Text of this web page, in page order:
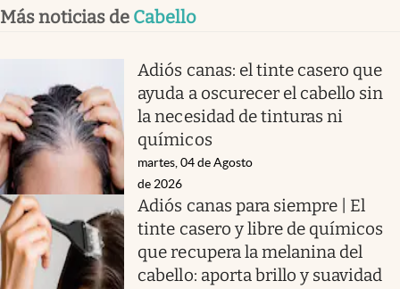
Más noticias de Cabello
Adiós canas: el tinte casero que
ayuda a oscurecer el cabello sin
la necesidad de tinturas ni
químicos
martes, 04 de Agosto
de 2026
Adiós canas para siempre | El
tinte casero y libre de químicos
que recupera la melanina del
cabello: aporta brillo y suavidad